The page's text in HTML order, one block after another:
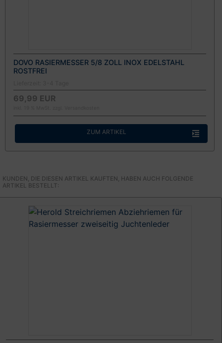
DOVO RASIERMESSER 5/8 ZOLL INOX EDELSTAHL
ROSTFREI
69,99 EUR
ZUM ARTIKEL
KUNDEN, DIE DIESEN ARTIKEL KAUFTEN, HABEN AUCH FOLGENDE
ARTIKEL BESTELLT: